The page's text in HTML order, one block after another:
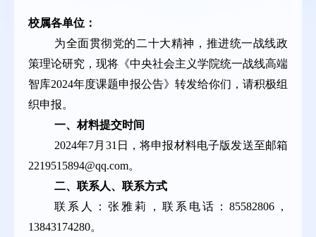
校属各单位：
为全面贯彻党的二十大精神，推进统一战线政
策理论研究，现将《中央社会主义学院统一战线高端
智库2024年度课题申报公告》转发给你们，请积极组
织申报。
一、材料提交时间
2024年7月31日，将申报材料电子版发送至邮箱
2219515894@qq.com。
二、联系人、联系方式
联系人：张雅莉，联系电话：85582806，
13843174280。